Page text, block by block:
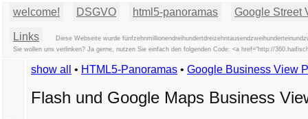
welcome! DSGVO html5-panoramas Google Street
Links
Diese Webseite wurde
Sie wollen uns verlinken? Ja gerne, nutzen Sie einfach den folgenden Code: <a href="http://
show all • HTML5-Panoramas • Google Business View
Flash und Google Maps Business